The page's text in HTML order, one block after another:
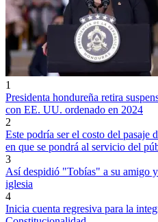
1
Presidenta hondureña retira
con EE. UU. ordenado en 2024
2
Este podría ser el costo del pasaje
en que se pondrá al servicio del
3
Así despidió "Tobías" a su amigo
iglesia
4
Inicia cuenta regresiva para la